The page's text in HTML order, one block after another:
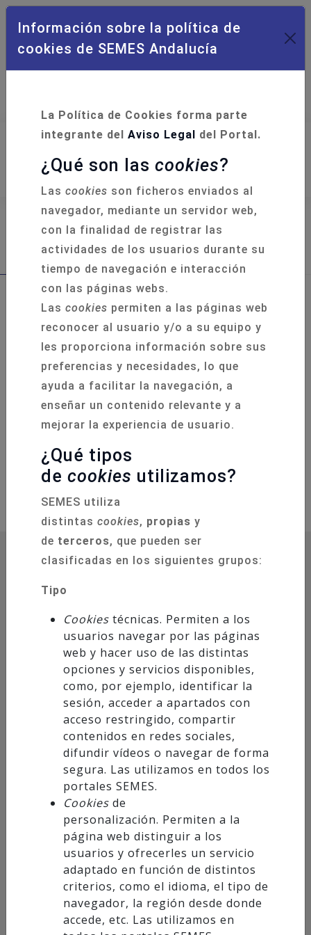
Campus Formación
Oferta de empleo de Médico
14-05-2025
Un/aMédico/a General con pasión por la
medicina, habilidades comunicativas y
capacidad para trabajar en equipo. Valoramos el
trato humano, la empatía y el compromiso con
la mejora continua.
C/ Mozárabe, 1. Edificio Parque. Local 2. 18006
Granada
+34 958 20 35 11
+34 958 20 35 50
secretaria@semesandalucia.es
Socios
Hazte Socio
Acceso Socios
Científico
Información sobre la política de
cookies de SEMES Andalucía
La Política de Cookies forma parte
integrante del Aviso Legal del Portal.
¿Qué son las cookies?
Las cookies son ficheros enviados al
navegador, mediante un servidor web,
con la finalidad de registrar las
actividades de los usuarios durante su
tiempo de navegación e interacción
con las páginas webs.
Las cookies permiten a las páginas web
reconocer al usuario y/o a su equipo y
les proporciona información sobre sus
preferencias y necesidades, lo que
ayuda a facilitar la navegación, a
enseñar un contenido relevante y a
mejorar la experiencia de usuario.
¿Qué tipos
de cookies utilizamos?
SEMES utiliza
distintas cookies, propias y
de terceros, que pueden ser
clasificadas en los siguientes grupos:
Tipo
Cookies técnicas. Permiten a los
usuarios navegar por las páginas
web y hacer uso de las distintas
opciones y servicios disponibles,
como, por ejemplo, identificar la
sesión, acceder a apartados con
acceso restringido, compartir
contenidos en redes sociales,
difundir vídeos o navegar de forma
segura. Las utilizamos en todos los
portales SEMES.
Cookies de
personalización. Permiten a la
página web distinguir a los
usuarios y ofrecerles un servicio
adaptado en función de distintos
criterios, como el idioma, el tipo de
navegador, la región desde donde
accede, etc. Las utilizamos en